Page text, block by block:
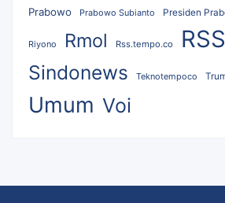
Prabowo Prabowo Subianto Presiden
Riyono Rmol Rss.tempo.co
Sindonews Teknotempoco
Umum Voi